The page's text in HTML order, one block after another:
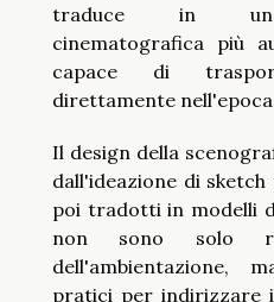
traduce in una
cinematografica più
capace di
direttamente
Il design della
dall'ideazione di
poi tradotti in modelli
non sono solo
dell'ambientazione,
pratici per indirizzare